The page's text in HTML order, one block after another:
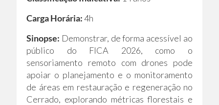
Carga Horária:4h
Sinopse: Demonstrar, de forma acessível ao
público do FICA 2026, como o
sensoriamento remoto com drones pode
apoiar o planejamento e o monitoramento
de áreas em restauração e regeneração no
Cerrado, explorando métricas florestais e